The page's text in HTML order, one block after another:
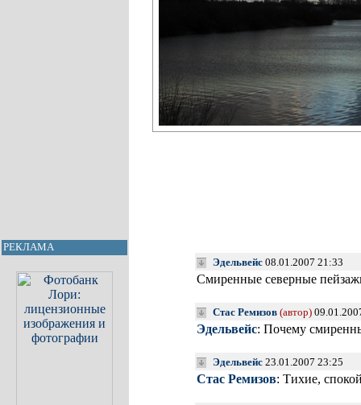
РЕКЛАМА
Эдельвейс 08.01.2007 21:33
Смиренные северные
Стас Ремизов (автор)
Эдельвейс: Почему
Эдельвейс 23.01.2007 23:25
Стас Ремизов: Тихие,